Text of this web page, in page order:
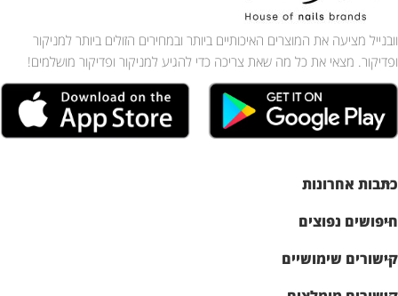
וובנייל מציעה את המוצרים האיכותיים ביותר ובמחירים הזולים ביותר למניקור
ופדיקור. מצאי את כל מה שאת צריכה כדי להגיע למניקור ופדיקור מושלמים!
כתבות אחרונות
חיפושים נפוצים
קישורים שימושיים